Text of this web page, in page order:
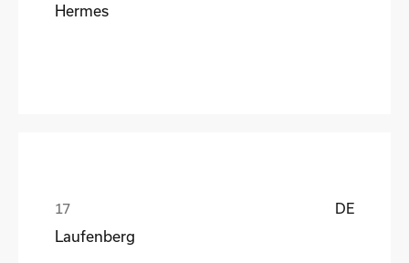
Hermes
DE
Laufenberg